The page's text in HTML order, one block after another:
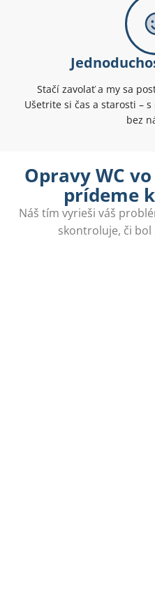
Stačí zavolať a my sa
Ušetrite si čas a starosti –
bez
Opravy WC
prídeme
Náš tím vyrieši váš
skontroluje, či